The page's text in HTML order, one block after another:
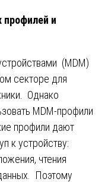
профилей и
(MDM)
секторе для
Однако
MDM-профили
профили дают
к устройству:
чтения
Поэтому